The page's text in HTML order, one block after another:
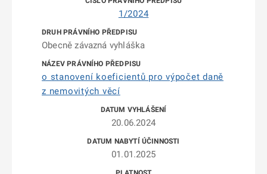
1/2024
Obecně závazná vyhláška
o stanovení koeficientů pro výpočet daně
z nemovitých věcí
20.06.2024
01.01.2025